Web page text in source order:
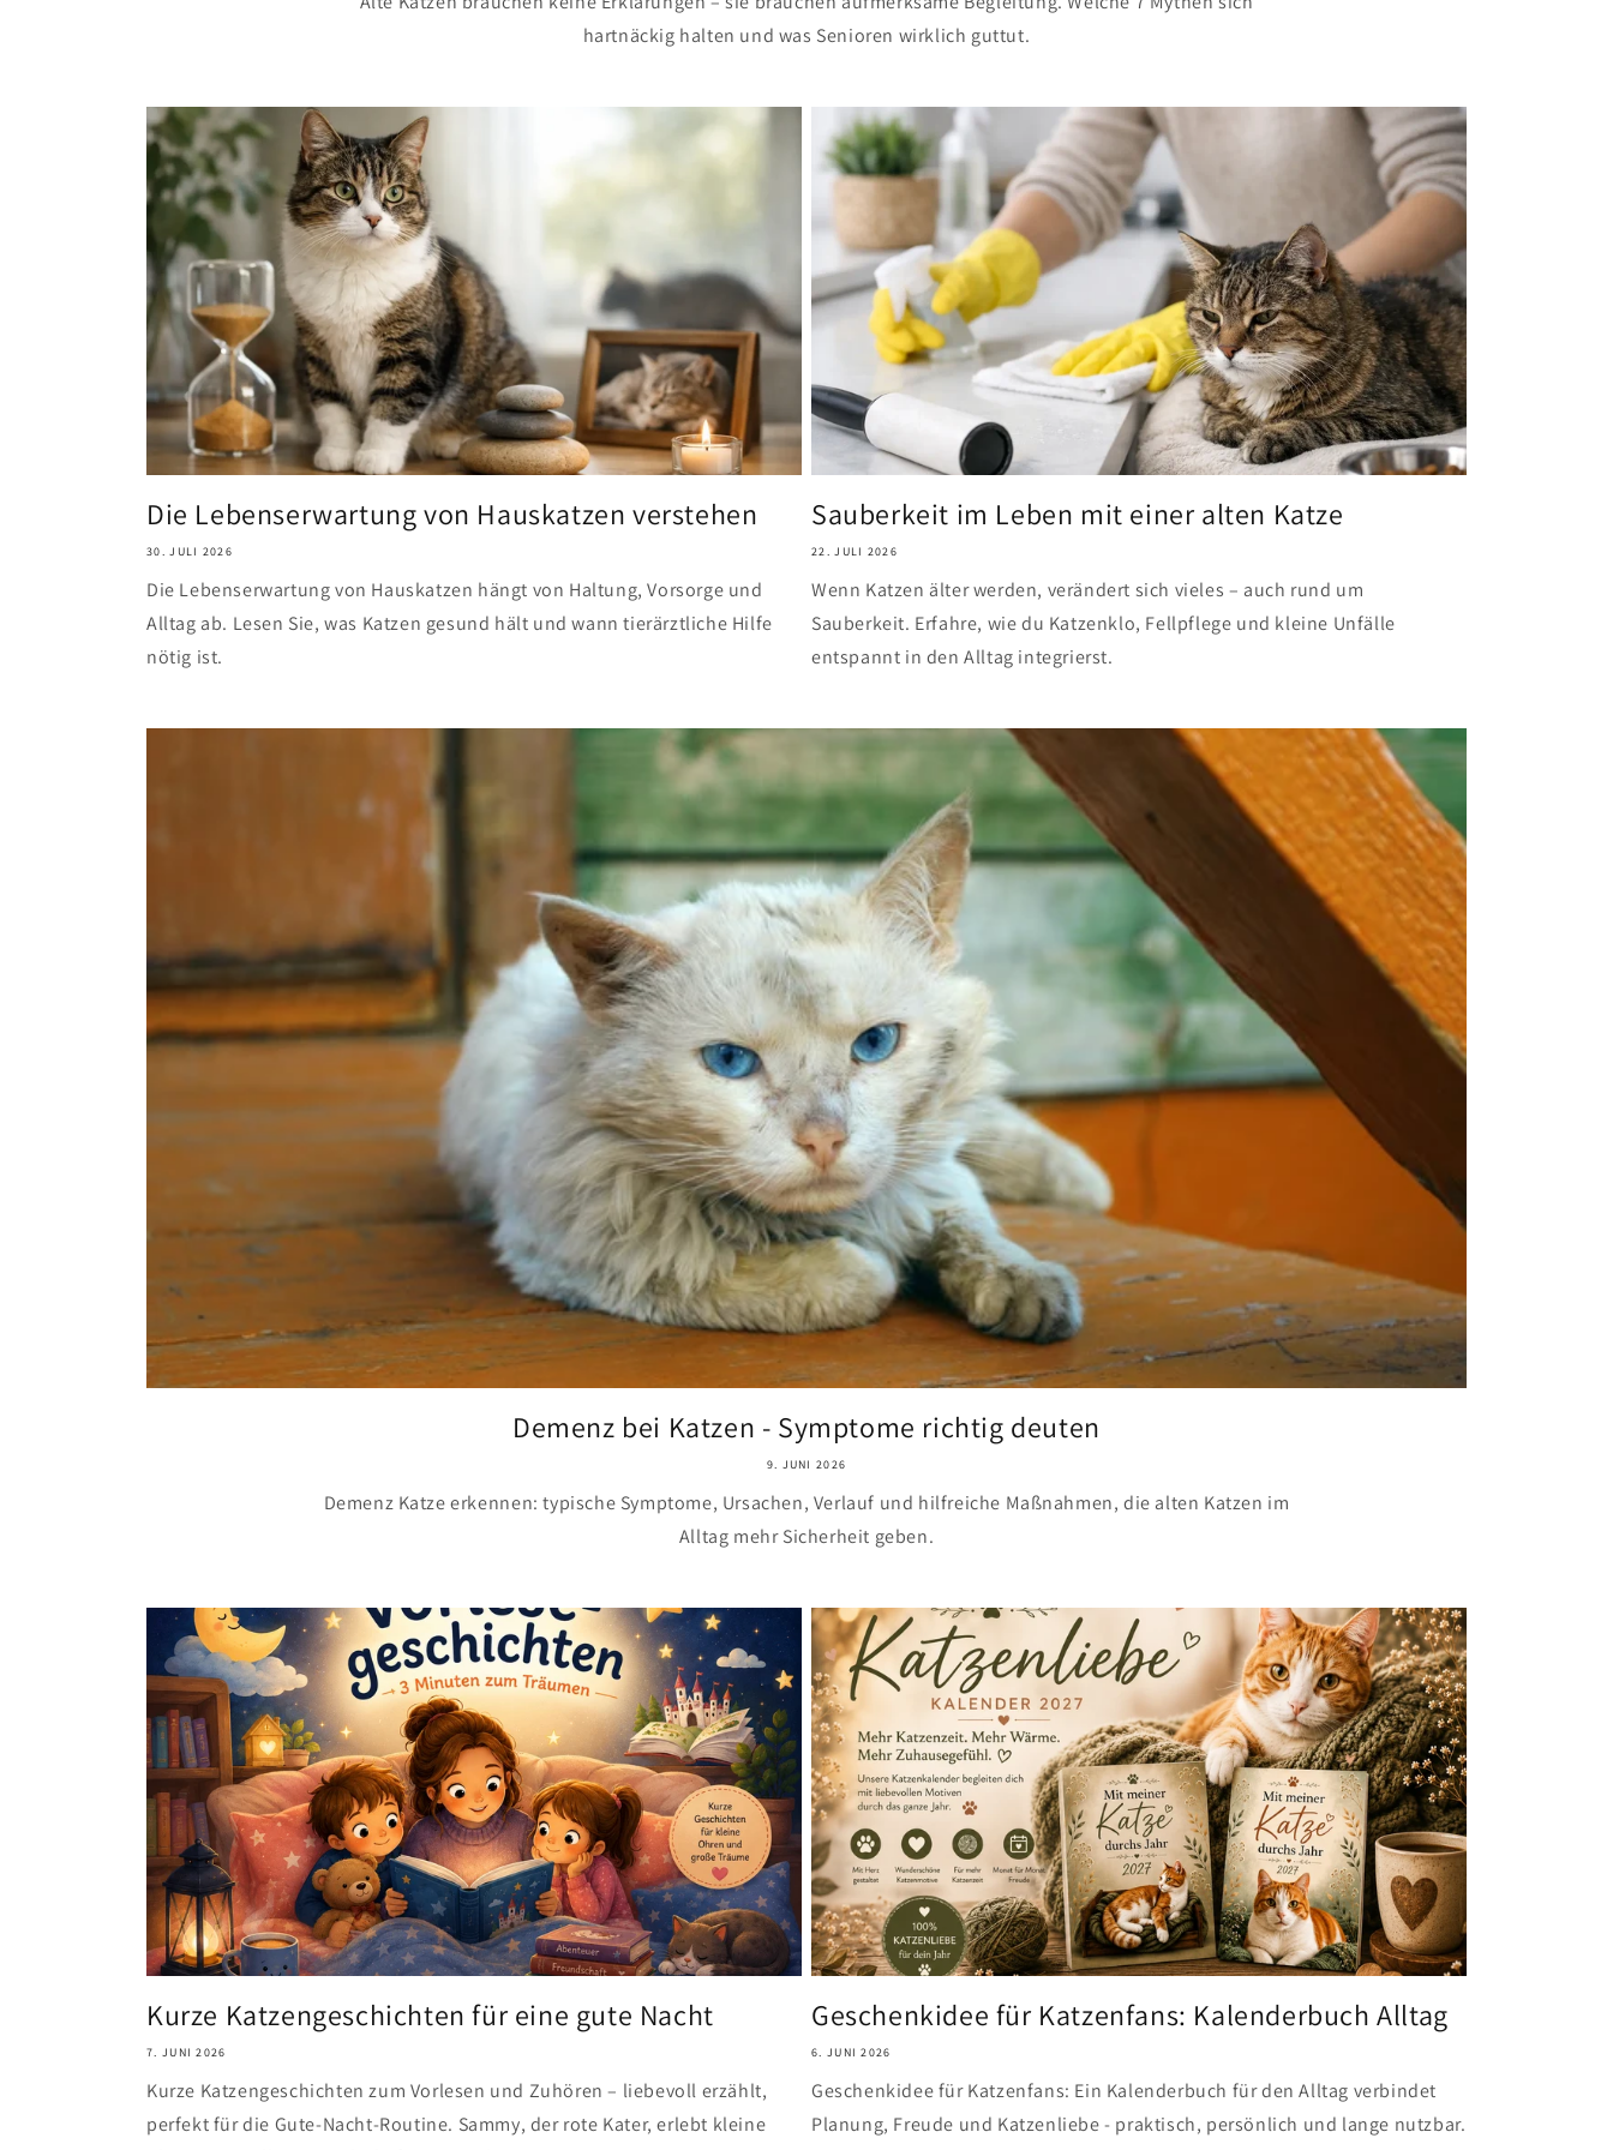
hartnäckig halten und was Senioren wirklich guttut.
Die Lebenserwartung von Hauskatzen verstehen
30. JULI 2026
Die Lebenserwartung von Hauskatzen hängt von Haltung, Vorsorge und
Alltag ab. Lesen Sie, was Katzen gesund hält und wann tierärztliche Hilfe
nötig ist.
Sauberkeit im Leben mit einer alten Katze
22. JULI 2026
Wenn Katzen älter werden, verändert sich vieles – auch rund um
Sauberkeit. Erfahre, wie du Katzenklo, Fellpflege und kleine Unfälle
entspannt in den Alltag integrierst.
Demenz bei Katzen - Symptome richtig deuten
9. JUNI 2026
Demenz Katze erkennen: typische Symptome, Ursachen, Verlauf und hilfreiche Maßnahmen, die alten Katzen im
Alltag mehr Sicherheit geben.
Kurze Katzengeschichten für eine gute Nacht
7. JUNI 2026
Kurze Katzengeschichten zum Vorlesen und Zuhören – liebevoll erzählt,
perfekt für die Gute-Nacht-Routine. Sammy, der rote Kater, erlebt kleine
Geschenkidee für Katzenfans: Kalenderbuch Alltag
6. JUNI 2026
Geschenkidee für Katzenfans: Ein Kalenderbuch für den Alltag verbindet
Planung, Freude und Katzenliebe - praktisch, persönlich und lange nutzbar.